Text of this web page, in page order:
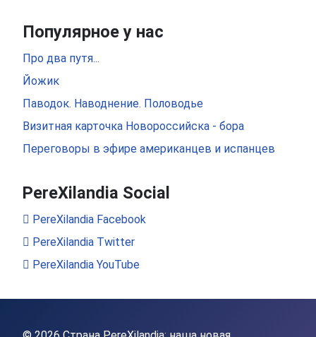
Популярное у нас
Про два путя...
Йожик
Паводок. Наводнение. Половодье
Визитная карточка Новороссийска - бора
Переговоры в эфире американцев и испанцев
PereXilandia Social
PereXilandia Facebook
PereXilandia Twitter
PereXilandia YouTube